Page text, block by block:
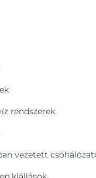
rendszerek
vezetett